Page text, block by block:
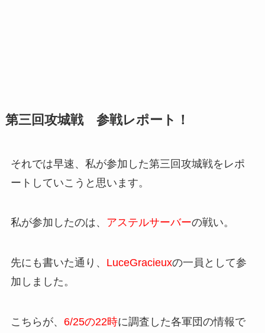
第三回攻城戦 参戦レポート！
それでは早速、私が参加した第三回攻城戦をレポ
ートしていこうと思います。
私が参加したのは、 アステルサーバーの戦い。
先にも書いた通り、 LuceGracieuxの一員として参
加しました。
こちらが、 6/25の22時に調査した各軍団の情報で